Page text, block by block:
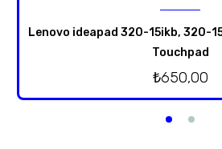
Lenovo ideapad 320-15ikb, 320-
Touchpad
₺650,00